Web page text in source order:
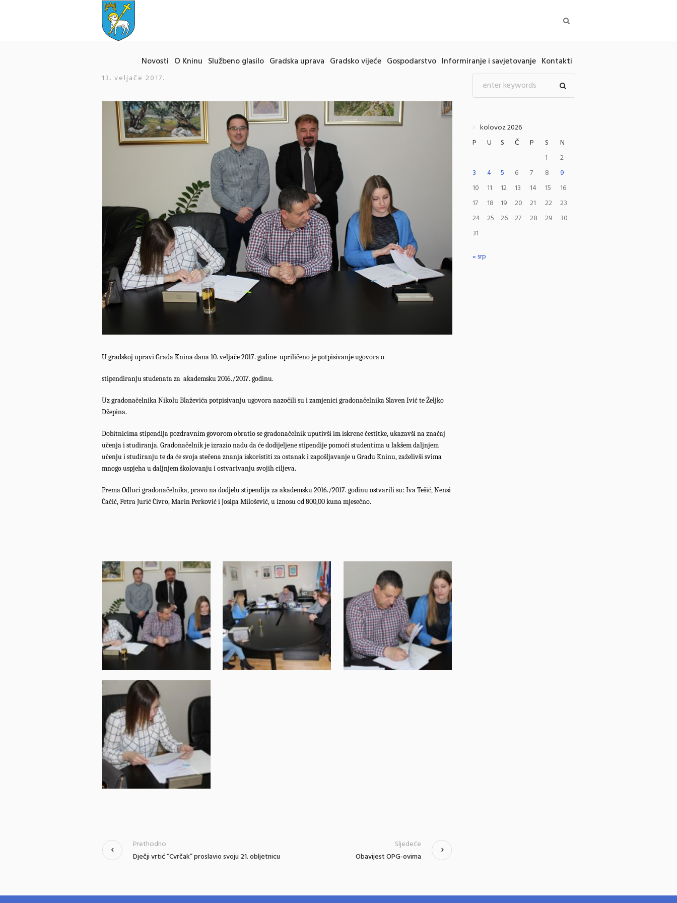
Novosti O Kninu Službeno glasilo Gradska uprava Gradsko vijeće Gospodarstvo Informiranje i savjetovanje Kontakti
13. veljače 2017.
U gradskoj upravi Grada Knina dana 10. veljače 2017. godine upriličeno je potpisivanje ugovora o
stipendiranju studenata za akademsku 2016./2017. godinu.
Uz gradonačelnika Nikolu Blaževića potpisivanju ugovora nazočili su i zamjenici gradonačelnika Slaven Ivić te Željko
Džepina.
Dobitnicima stipendija pozdravnim govorom obratio se gradonačelnik uputivši im iskrene čestitke, ukazavši na značaj
učenja i studiranja. Gradonačelnik je izrazio nadu da će dodijeljene stipendije pomoći studentima u lakšem daljnjem
učenju i studiranju te da će svoja stečena znanja iskoristiti za ostanak i zapošljavanje u Gradu Kninu, zaželivši svima
mnogo uspjeha u daljnjem školovanju i ostvarivanju svojih ciljeva.
Prema Odluci gradonačelnika, pravo na dodjelu stipendija za akademsku 2016./2017. godinu ostvarili su: Iva Tešić, Nensi
Ćaćić, Petra Jurić Ćivro, Marin Perković i Josipa Milošević, u iznosu od800,00 kuna mjesečno.
Dječji vrtić “Cvrčak” proslavio svoju 21. obljetnicu
Prethodno
Obavijest OPG-ovima
Sljedeće
kolovoz 2026
P
U S Č P S
N
1
2
3
4 5 6 7 8
9
10
11 12 13 14 15
16
17
18 19 20 21 22
23
24
25 26 27 28 29
30
31
« srp